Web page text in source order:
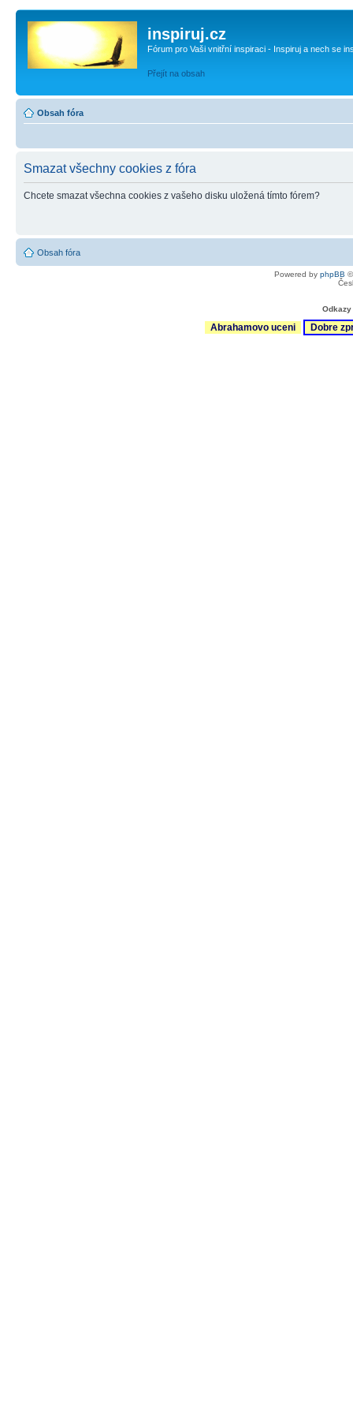
inspiruj.cz
Fórum pro Vaši vnitřní inspiraci - Inspiruj a nech se
Přejít na obsah
Obsah fóra
Smazat všechny cookies z fóra
Chcete smazat všechna cookies z vašeho disku uložená tímto fórem?
Obsah fóra
Powered by phpBB
Abrahamovo uceni Dobre